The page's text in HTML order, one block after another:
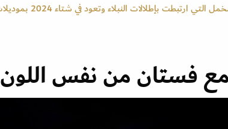
ارتبطت بإطلالات النبلاء وتعود في شتاء 2024 بموديلات فاخرة
فستان من نفس اللون